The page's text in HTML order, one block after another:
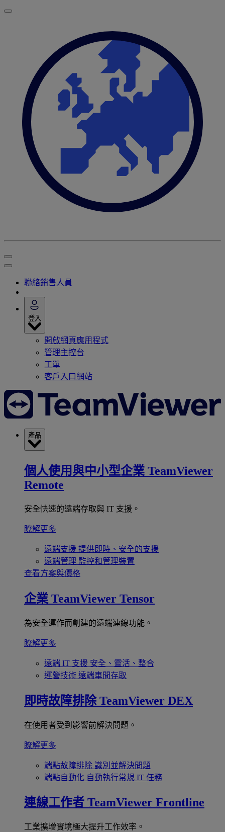
聯絡銷售人員
登入
開啟網頁應用程式
管理主控台
工單
客戶入口網站
產品
個人使用與中小型企業 TeamViewer
Remote
安全快速的遠端存取與 IT 支援。
瞭解更多
遠端支援 提供即時、安全的支援
遠端管理 監控和管理裝置
查看方案與價格
企業 TeamViewer Tensor
為安全運作而創建的遠端連線功能。
瞭解更多
遠端 IT 支援 安全、靈活、整合
運營技術 遠端車間存取
即時故障排除 TeamViewer DEX
在使用者受到影響前解決問題。
瞭解更多
端點故障排除 識別並解決問題
端點自動化 自動執行常規 IT 任務
連線工作者 TeamViewer Frontline
工業擴增實境極大提升工作效率。